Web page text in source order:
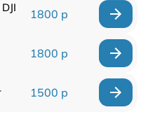
1800 р
1800 р
1500 р